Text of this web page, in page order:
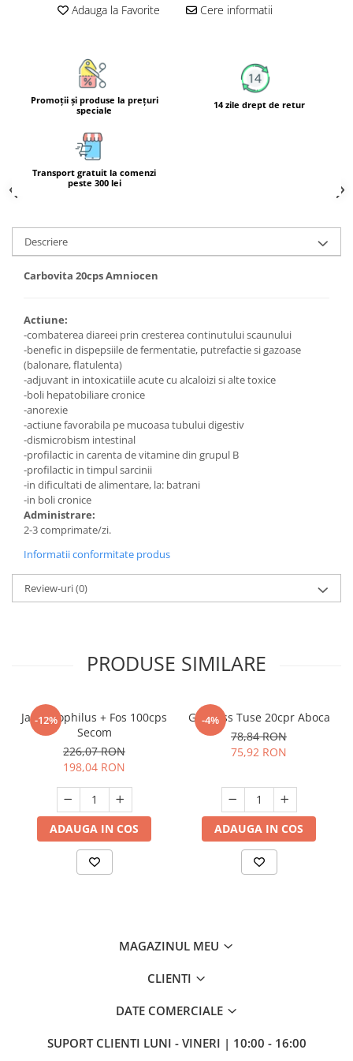
Multiminerale
Multivitamine
Adauga la Favorite Cere informatii
Promoţii şi produse la preţuri
speciale
14 zile drept de retur
Transport gratuit la comenzi
peste 300 lei
Descriere
Carbovita 20cps Amniocen
Actiune:
-combaterea diareei prin cresterea continutului scaunului
-benefic in dispepsiile de fermentatie, putrefactie si gazoase
(balonare, flatulenta)
-adjuvant in intoxicatiile acute cu alcaloizi si alte toxice
-boli hepatobiliare cronice
-anorexie
-actiune favorabila pe mucoasa tubului digestiv
-dismicrobism intestinal
-profilactic in carenta de vitamine din grupul B
-profilactic in timpul sarcinii
-in dificultati de alimentare, la: batrani
-in boli cronice
Administrare:
2-3 comprimate/zi.
Informatii conformitate produs
Review-uri(0)
PRODUSE SIMILARE
-12%
Jarro Dophilus + Fos 100cps
Secom
226,07 RON
198,04 RON
ADAUGA IN COS
-4%
Grintuss Tuse 20cpr Aboca
78,84 RON
75,92 RON
ADAUGA IN COS
MAGAZINUL MEU
CLIENTI
DATE COMERCIALE
SUPORT CLIENTI LUNI - VINERI | 10:00 - 16:00